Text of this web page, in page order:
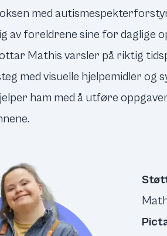
med
av foreldrene sine for daglige
Mathis varsler på riktig
med visuelle hjelpemidler og
ham med å utføre